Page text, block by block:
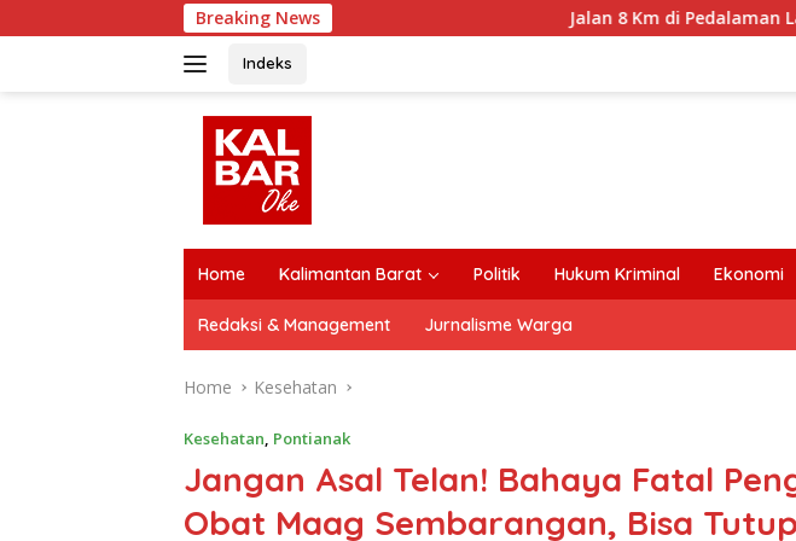
to
Breaking News Jalan 8 Km di Pedalaman Landak
Indeks
Home Kalimantan Barat Politik Hukum Kriminal Ekonomi
Redaksi & Management Jurnalisme Warga
Home Kesehatan
Kesehatan, Pontianak
Jangan Asal Telan! Bahaya Fatal
Obat Maag Sembarangan, Bisa